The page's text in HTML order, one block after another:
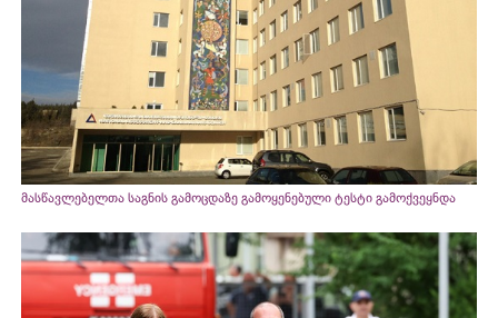
მასწავლებელთა საგნის გამოცდაზე გამოყენებული ტესტი გამოქვეყნდა